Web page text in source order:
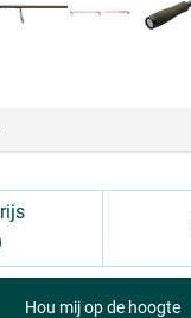
Hou mij op de hoogte